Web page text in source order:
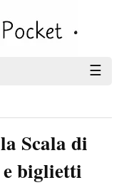
☰
Scala di
biglietti